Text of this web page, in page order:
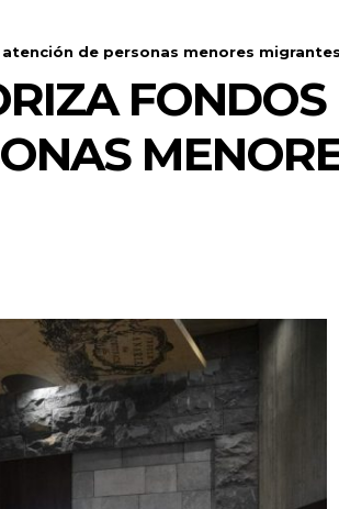
de personas menores migrantes